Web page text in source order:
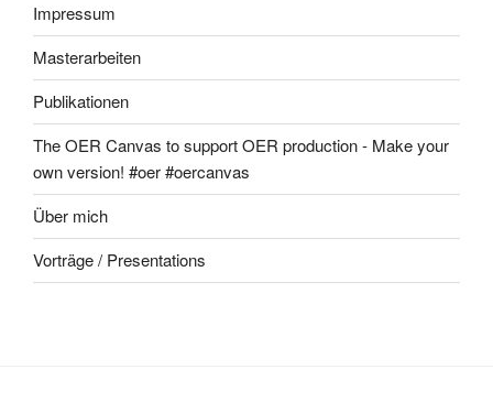
Impressum
Masterarbeiten
Publikationen
The OER Canvas to support OER production - Make your
own version! #oer #oercanvas
Über mich
Vorträge / Presentations